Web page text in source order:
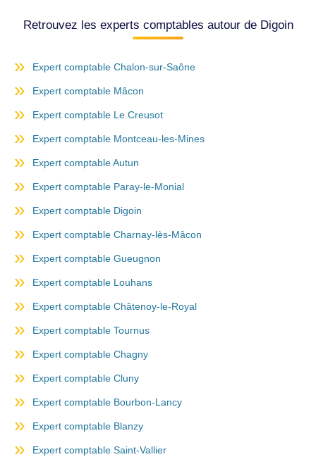
Retrouvez les experts comptables autour de Digoin
Expert comptable Chalon-sur-Saône
Expert comptable Mâcon
Expert comptable Le Creusot
Expert comptable Montceau-les-Mines
Expert comptable Autun
Expert comptable Paray-le-Monial
Expert comptable Digoin
Expert comptable Charnay-lès-Mâcon
Expert comptable Gueugnon
Expert comptable Louhans
Expert comptable Châtenoy-le-Royal
Expert comptable Tournus
Expert comptable Chagny
Expert comptable Cluny
Expert comptable Bourbon-Lancy
Expert comptable Blanzy
Expert comptable Saint-Vallier